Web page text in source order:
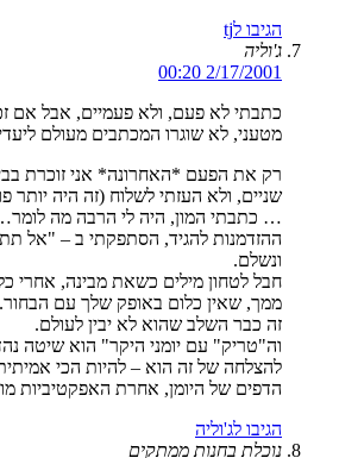
הגיבו לtj
ג'וליה
2/17/2001 00:20
כתבתי לא פעם, ולא פעמיים, אבל אם
מטעני, לא שוגרו המכתבים מעולם
רק את הפעם *האחרונה* אני זוכרת
שניים, ולא העזתי לשלוח (זה היה יותר
… כתבתי המון, היה לי הרבה מה
ההזדמנות להגיד, הסתפקתי ב – "אל
ונשלם.
חבל לטחון מילים כשאת מבינה, אחרי
ממך, שאין כלום באופק שלך עם הבחור.
זה כבר השלב שהוא לא יבין לעולם.
וה"טריק" עם יומני היקר" הוא שיטה
להצלחה של זה הוא – להיות הכי
הדפים של היומן, אחרת האפקטיביות
הגיבו לג'וליה
נוכלת בחנות ממתקים